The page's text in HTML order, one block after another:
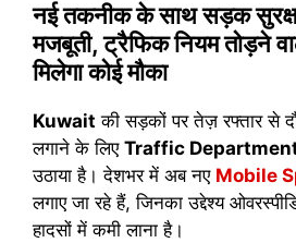
नई तकनीक के साथ सड़क
मजबूती, ट्रैफिक नियम तोड़ने
मिलेगा कोई मौका
Kuwait की सड़कों पर तेज़ रफ्तार से
लगाने के लिए Traffic
उठाया है। देशभर में अब नए Mobile
लगाए जा रहे हैं, जिनका उद्देश्य
हादसों में कमी लाना है।